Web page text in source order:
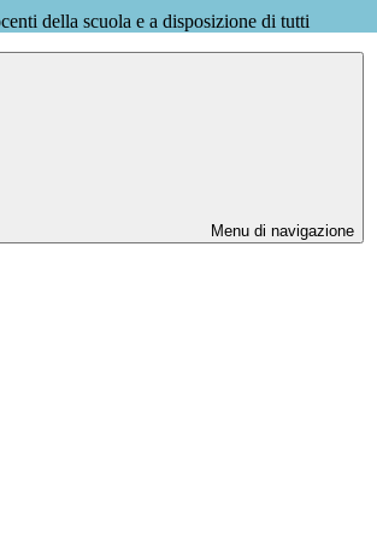
della scuola e a disposizione di tutti
Menu di navigazione